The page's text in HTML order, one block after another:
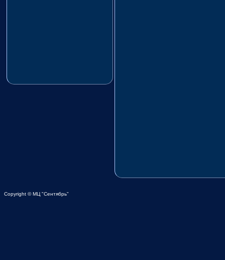
Copyright © МЦ "Сентябрь"